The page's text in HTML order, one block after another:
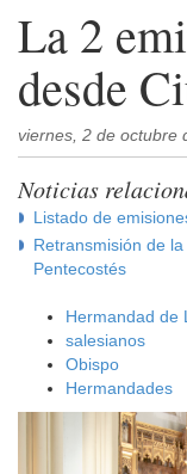
La 2
desde
viernes, 2 de octubre
Noticias
Listado de
Retransmisión de
Pentecostés
Hermandad de
salesianos
Obispo
Hermandades